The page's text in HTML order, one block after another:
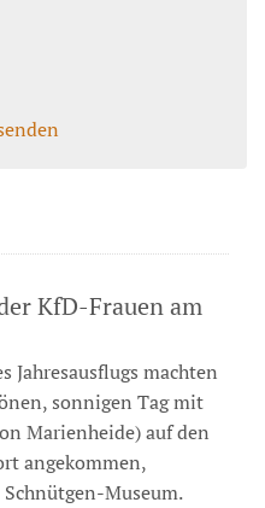
KfD-Frauen am
Jahresausflugs machten
sonnigen Tag mit
Marienheide) auf den
angekommen,
Museum.